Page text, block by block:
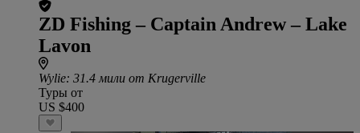
ZD Fishing – Captain Andrew – Lake
Lavon
Wylie: 31.4 мили от Krugerville
Туры от
US $400